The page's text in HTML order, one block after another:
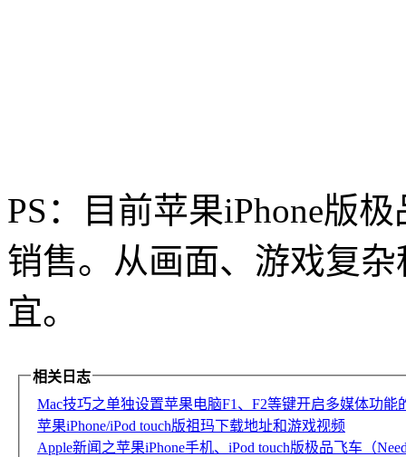
PS：目前苹果iPhone版
销售。从画面、游戏复
宜。
相关日志
Mac技巧之单独设置苹果电脑F1、F2等键开启多媒体功能
苹果iPhone/iPod touch版祖玛下载地址和游戏视频
Apple新闻之苹果iPhone手机、iPod touch版极品飞车（